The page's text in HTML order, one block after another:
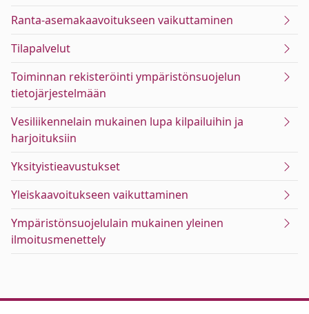
Ranta-asemakaavoitukseen vaikuttaminen
Tilapalvelut
Toiminnan rekisteröinti ympäristönsuojelun
tietojärjestelmään
Vesiliikennelain mukainen lupa kilpailuihin ja
harjoituksiin
Yksityistieavustukset
Yleiskaavoitukseen vaikuttaminen
Ympäristönsuojelulain mukainen yleinen
ilmoitusmenettely